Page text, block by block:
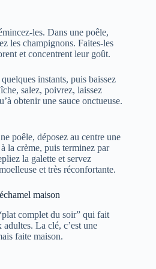
les. Dans une poêle,
les champignons. Faites-les
et concentrent leur goût.
instants, puis baissez
salez, poivrez, laissez
obtenir une sauce onctueuse.
poêle, déposez au centre une
la crème, puis terminez par
la galette et servez
et très réconfortante.
maison
complet du soir” qui fait
La clé, c’est une
faite maison.